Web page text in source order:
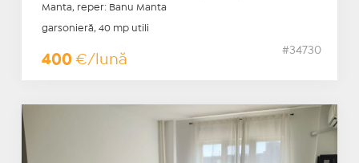
Manta, reper: Banu Manta
garsonieră, 40 mp utili
400 €/lună
#34730